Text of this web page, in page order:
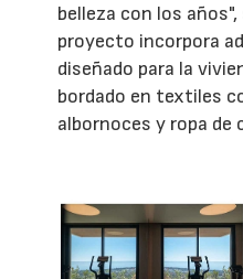
belleza con los
proyecto incorpora
diseñado para la
bordado en textiles
albornoces y ropa de